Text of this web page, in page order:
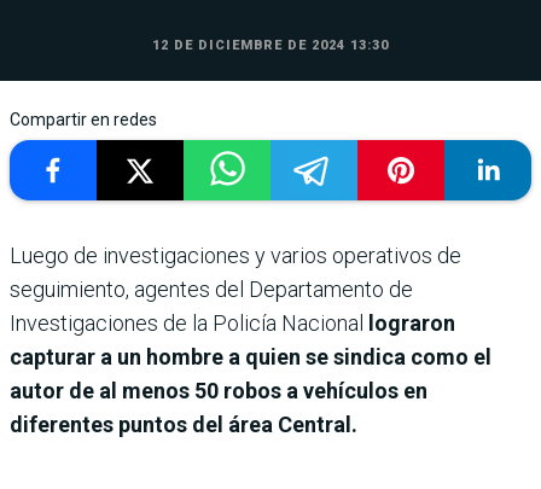
12 DE DICIEMBRE DE 2024 13:30
Compartir en redes
Luego de investigaciones y varios operativos de
seguimiento, agentes del Departamento de
Investigaciones de la Policía Nacional
lograron
capturar a un hombre a quien se sindica como el
autor de al menos 50 robos a vehículos en
diferentes puntos del área Central.